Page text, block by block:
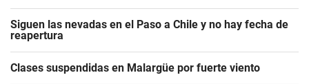
Siguen las nevadas en el Paso a Chile y no hay fecha de
reapertura
Clases suspendidas en Malargüe por fuerte viento